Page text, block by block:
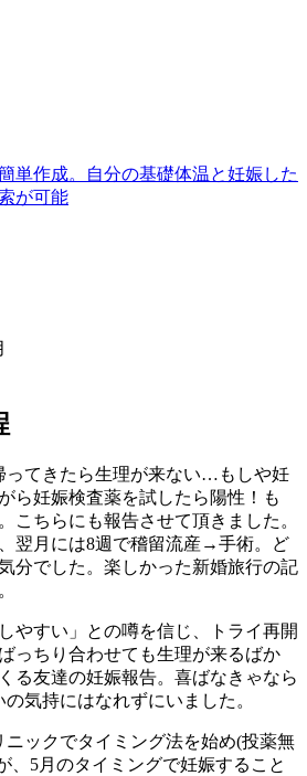
単作成。自分の基礎体温と妊娠した
が可能
ってきたら生理が来ない…もしや妊
ら妊娠検査薬を試したら陽性！も
こちらにも報告させて頂きました。
翌月には8週で稽留流産→手術。ど
分でした。楽しかった新婚旅行の記
やすい」との噂を信じ、トライ再開
っちり合わせても生理が来るばか
る友達の妊娠報告。喜ばなきゃなら
気持にはなれずにいました。
ックでタイミング法を始め(投薬無
、5月のタイミングで妊娠すること